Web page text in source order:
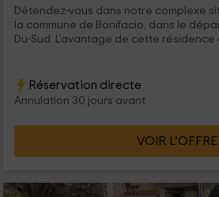
Détendez-vous dans notre complexe
la commune de Bonifacio, dans le
Du-Sud. L'avantage de cette résidence
Réservation directe
Annulation 30 jours avant
VOIR L’OFFRE